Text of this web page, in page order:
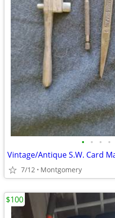
• • • •
7/12 Montgomery
$100